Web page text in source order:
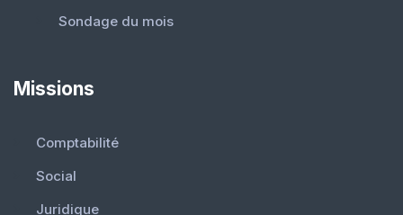
Sondage du mois
Missions
Comptabilité
Social
Juridique